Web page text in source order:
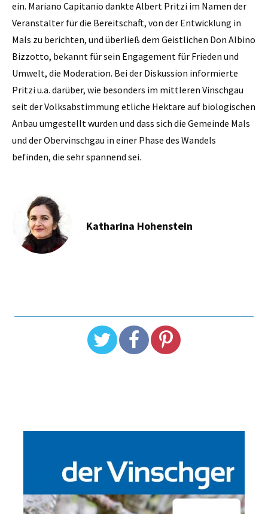
ein. Mariano Capitanio dankte Albert Pritzi im Namen der
Veranstalter für die Bereitschaft, von der Entwicklung in
Mals zu berichten, und überließ dem Geistlichen Don Albino
Bizzotto, bekannt für sein Engagement für Frieden und
Umwelt, die Moderation. Bei der Diskussion informierte
Pritzi u.a. darüber, wie besonders im mittleren Vinschgau
seit der Volksabstimmung etliche Hektare auf biologischen
Anbau umgestellt wurden und dass sich die Gemeinde Mals
und der Obervinschgau in einer Phase des Wandels
befinden, die sehr spannend sei.
Katharina Hohenstein